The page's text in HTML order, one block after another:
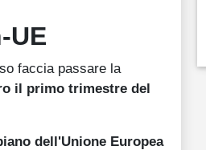
UE
faccia passare la
il primo trimestre del
dell'Unione Europea